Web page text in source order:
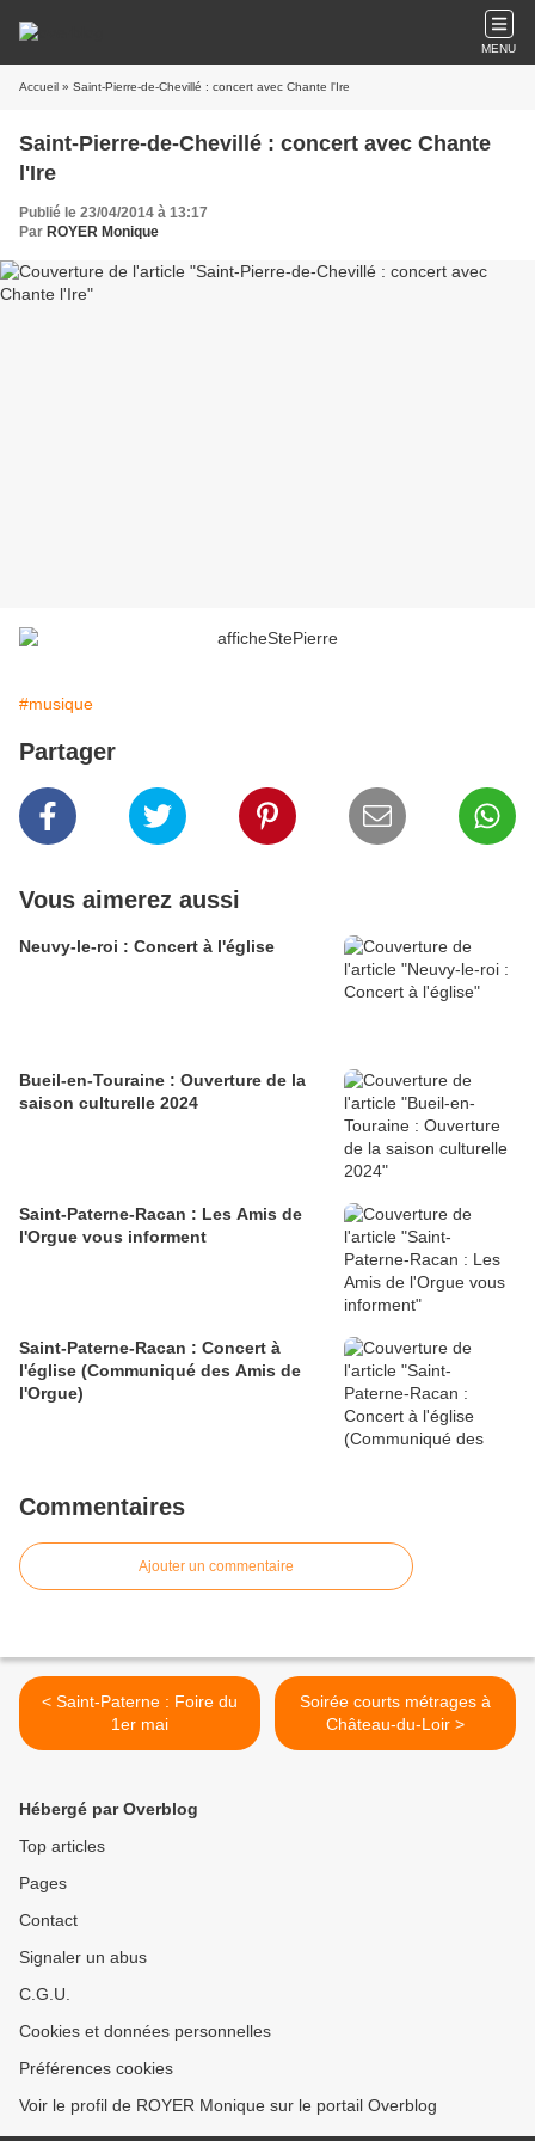
MENU
Accueil » Saint-Pierre-de-Chevillé : concert avec Chante l'Ire
Saint-Pierre-de-Chevillé : concert avec Chante
l'Ire
Publié le 23/04/2014 à 13:17
Par ROYER Monique
#musique
Partager
Vous aimerez aussi
Neuvy-le-roi : Concert à l'église
Bueil-en-Touraine : Ouverture de la
saison culturelle 2024
Saint-Paterne-Racan : Les Amis de
l'Orgue vous informent
Saint-Paterne-Racan : Concert à
l'église (Communiqué des Amis de
l'Orgue)
Commentaires
Ajouter un commentaire
< Saint-Paterne : Foire du
1er mai
Soirée courts métrages à
Château-du-Loir >
Hébergé par Overblog
Top articles
Pages
Contact
Signaler un abus
C.G.U.
Cookies et données personnelles
Préférences cookies
Voir le profil de ROYER Monique sur le portail Overblog